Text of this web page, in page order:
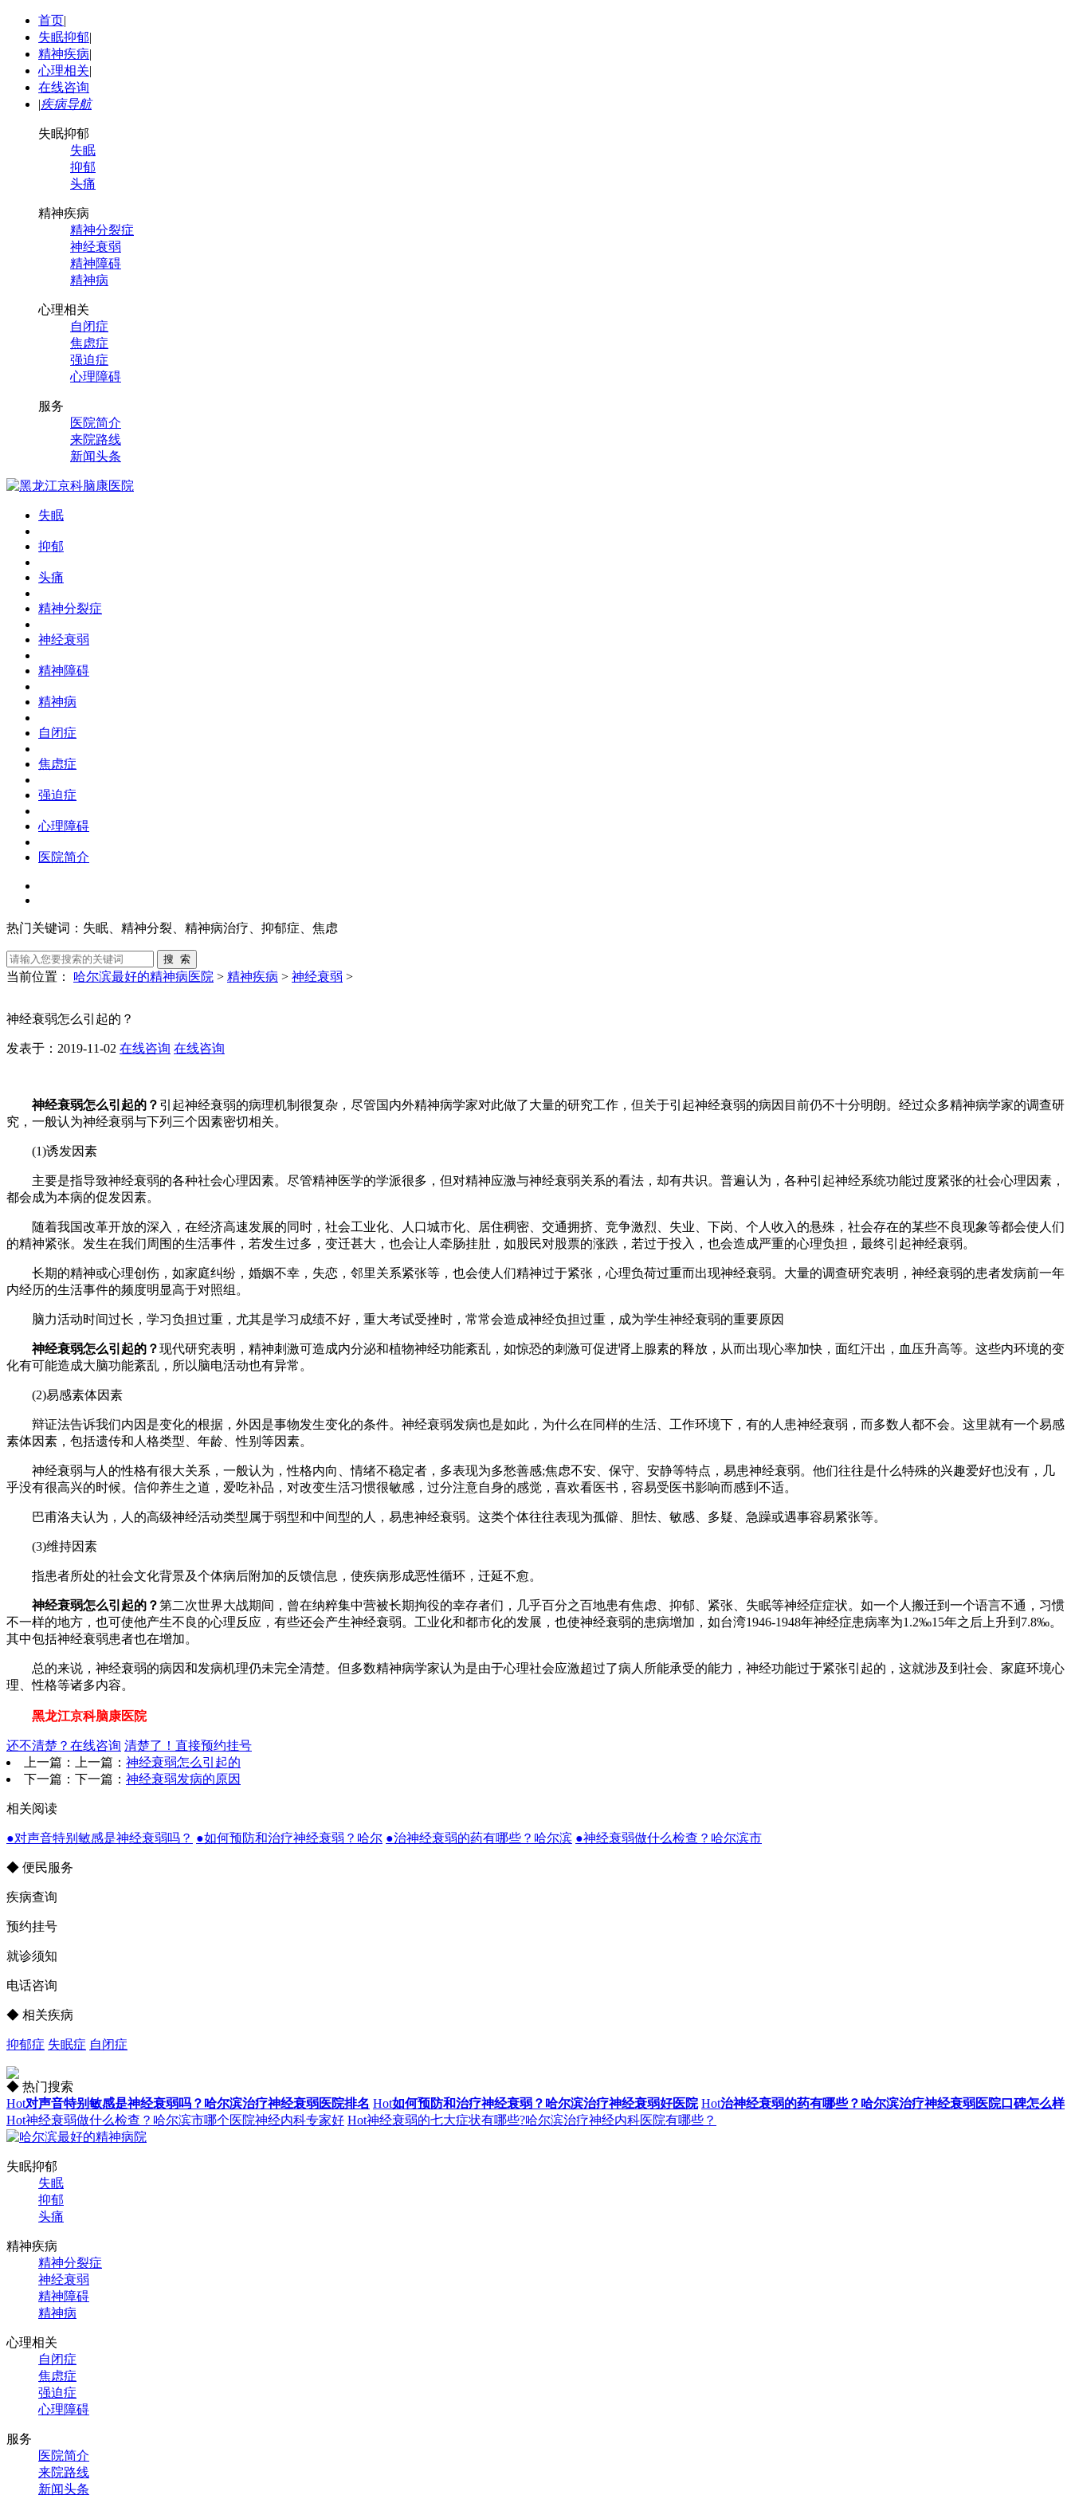
首页|
失眠抑郁|
精神疾病|
心理相关|
在线咨询
|疾病导航
失眠抑郁
失眠
抑郁
头痛
精神疾病
精神分裂症
神经衰弱
精神障碍
精神病
心理相关
自闭症
焦虑症
强迫症
心理障碍
服务
医院简介
来院路线
新闻头条
失眠
抑郁
头痛
精神分裂症
神经衰弱
精神障碍
精神病
自闭症
焦虑症
强迫症
心理障碍
医院简介
热门关键词： 失眠、精神分裂、精神病治疗、抑郁症、焦虑
当前位置： 哈尔滨最好的精神病医院 > 精神疾病 > 神经衰弱 >
神经衰弱怎么引起的？
发表于：2019-11-02 在线咨询 在线咨询
神经衰弱怎么引起的？ 引起神经衰弱的病理机制很复杂，尽管国内外精神病学家对此做了大量的研究工作，但关于引起神经衰弱的病因目前仍不十分明朗。经过众多精神病学家的调查研
究，一般认为神经衰弱与下列三个因素密切相关。
(1)诱发因素
主要是指导致神经衰弱的各种社会心理因素。尽管精神医学的学派很多，但对精神应激与神经衰弱关系的看法，却有共识。普遍认为，各种引起神经系统功能过度紧张的社会心理因素，
都会成为本病的促发因素。
随着我国改革开放的深入，在经济高速发展的同时，社会工业化、人口城市化、居住稠密、交通拥挤、竞争激烈、失业、下岗、个人收入的悬殊，社会存在的某些不良现象等都会使人们
的精神紧张。发生在我们周围的生活事件，若发生过多，变迁甚大，也会让人牵肠挂肚，如股民对股票的涨跌，若过于投入，也会造成严重的心理负担，最终引起神经衰弱。
长期的精神或心理创伤，如家庭纠纷，婚姻不幸，失恋，邻里关系紧张等，也会使人们精神过于紧张，心理负荷过重而出现神经衰弱。大量的调查研究表明，神经衰弱的患者发病前一年
内经历的生活事件的频度明显高于对照组。
脑力活动时间过长，学习负担过重，尤其是学习成绩不好，重大考试受挫时，常常会造成神经负担过重，成为学生神经衰弱的重要原因
神经衰弱怎么引起的？现代研究表明，精神刺激可造成内分泌和植物神经功能紊乱，如惊恐的刺激可促进肾上腺素的释放，从而出现心率加快，面红汗出，血压升高等。这些内环境的变
化有可能造成大脑功能紊乱，所以脑电活动也有异常。
(2)易感素体因素
辩证法告诉我们内因是变化的根据，外因是事物发生变化的条件。神经衰弱发病也是如此，为什么在同样的生活、工作环境下，有的人患神经衰弱，而多数人都不会。这里就有一个易感
素体因素，包括遗传和人格类型、年龄、性别等因素。
神经衰弱与人的性格有很大关系，一般认为，性格内向、情绪不稳定者，多表现为多愁善感;焦虑不安、保守、安静等特点，易患神经衰弱。他们往往是什么特殊的兴趣爱好也没有，几
乎没有很高兴的时候。信仰养生之道，爱吃补品，对改变生活习惯很敏感，过分注意自身的感觉，喜欢看医书，容易受医书影响而感到不适。
巴甫洛夫认为，人的高级神经活动类型属于弱型和中间型的人，易患神经衰弱。这类个体往往表现为孤僻、胆怯、敏感、多疑、急躁或遇事容易紧张等。
(3)维持因素
指患者所处的社会文化背景及个体病后附加的反馈信息，使疾病形成恶性循环，迁延不愈。
神经衰弱怎么引起的？第二次世界大战期间，曾在纳粹集中营被长期拘役的幸存者们，几乎百分之百地患有焦虑、抑郁、紧张、失眠等神经症症状。如一个人搬迁到一个语言不通，习惯
不一样的地方，也可使他产生不良的心理反应，有些还会产生神经衰弱。工业化和都市化的发展，也使神经衰弱的患病增加，如台湾1946-1948年神经症患病率为1.2‰15年之后上升到7.8‰。
其中包括神经衰弱患者也在增加。
总的来说，神经衰弱的病因和发病机理仍未完全清楚。但多数精神病学家认为是由于心理社会应激超过了病人所能承受的能力，神经功能过于紧张引起的，这就涉及到社会、家庭环境心
理、性格等诸多内容。
黑龙江京科脑康医院
还不清楚？在线咨询 清楚了！直接预约挂号
上一篇：上一篇： 神经衰弱怎么引起的
下一篇：下一篇： 神经衰弱发病的原因
相关阅读
●对声音特别敏感是神经衰弱吗？ ●如何预防和治疗神经衰弱？哈尔 ●治神经衰弱的药有哪些？哈尔滨 ●神经衰弱做什么检查？哈尔滨市
◆ 便民服务
疾病查询
预约挂号
就诊须知
电话咨询
◆ 相关疾病
抑郁症 失眠症 自闭症
◆ 热门搜索
Hot对声音特别敏感是神经衰弱吗？哈尔滨治疗神经衰弱医院排名 Hot如何预防和治疗神经衰弱？哈尔滨治疗神经衰弱好医院 Hot治神经衰弱的药有哪些？哈尔滨治疗神经衰弱医院口碑怎么样
Hot神经衰弱做什么检查？哈尔滨市哪个医院神经内科专家好 Hot神经衰弱的七大症状有哪些?哈尔滨治疗神经内科医院有哪些？
失眠抑郁
失眠
抑郁
头痛
精神疾病
精神分裂症
神经衰弱
精神障碍
精神病
心理相关
自闭症
焦虑症
强迫症
心理障碍
服务
医院简介
来院路线
新闻头条